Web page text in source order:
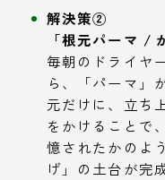
解決策②
「根元パーマ /
毎朝のドライヤ
ら、「パーマ」
元だけに、立ち
をかけることで
憶されたかのよ
げ」の土台が完